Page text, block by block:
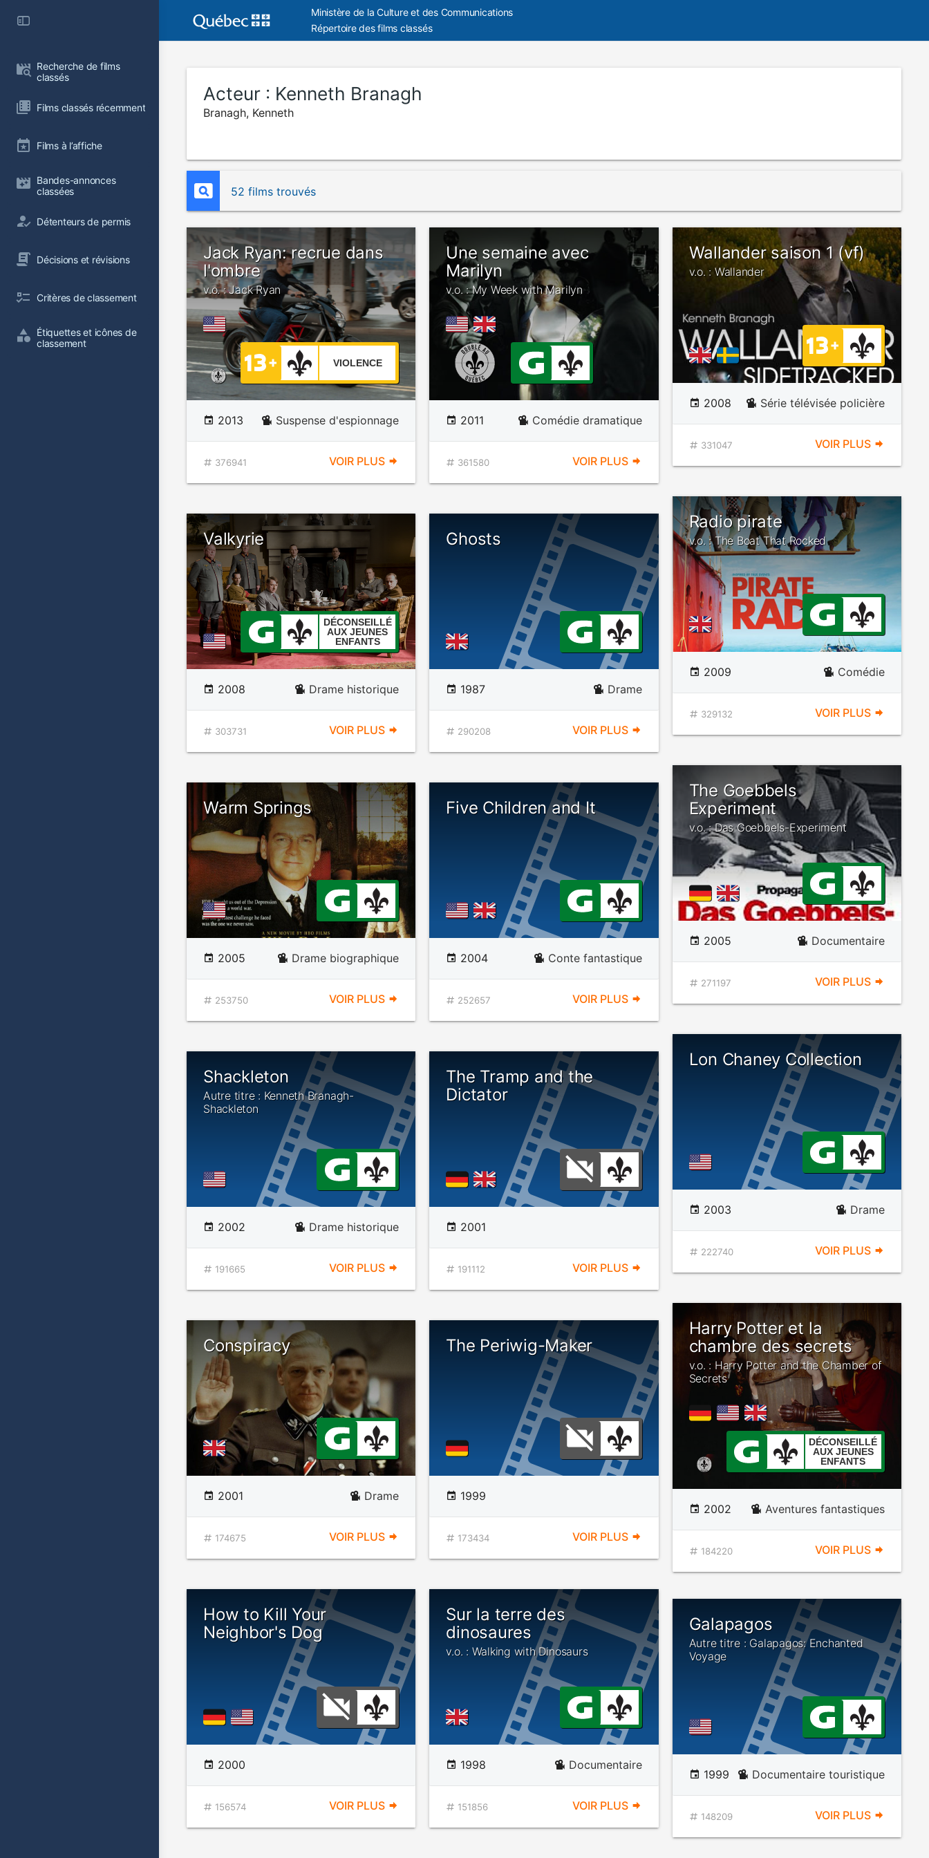
Recherche de films
classés
Films classés récemment
Films à l’affiche
Bandes-annonces
classées
Détenteurs de permis
Décisions et révisions
Critères de classement
Étiquettes et icônes de
classement
Ministère de la Culture et des Communications
Répertoire des films classés
Acteur : Kenneth Branagh
Branagh, Kenneth
52 films trouvés
Jack Ryan: recrue dans
l'ombre
v.o. : Jack Ryan
VIOLENCE
2013 Suspense d'espionnage
376941 VOIR PLUS
Une semaine avec
Marilyn
v.o. : My Week with Marilyn
2011 Comédie dramatique
361580 VOIR PLUS
Wallander saison 1 (vf)
v.o. : Wallander
2008 Série télévisée policière
331047 VOIR PLUS
Radio pirate
v.o. : The Boat That Rocked
2009 Comédie
329132 VOIR PLUS
Valkyrie
DÉCONSEILLÉ
AUX JEUNES
ENFANTS
2008 Drame historique
303731 VOIR PLUS
Ghosts
1987 Drame
290208 VOIR PLUS
The Goebbels
Experiment
v.o. : Das Goebbels-Experiment
2005 Documentaire
271197 VOIR PLUS
Warm Springs
2005 Drame biographique
253750 VOIR PLUS
Five Children and It
2004 Conte fantastique
252657 VOIR PLUS
Lon Chaney Collection
2003 Drame
222740 VOIR PLUS
Shackleton
Autre titre : Kenneth Branagh-
Shackleton
2002 Drame historique
191665 VOIR PLUS
The Tramp and the
Dictator
2001
191112 VOIR PLUS
Harry Potter et la
chambre des secrets
v.o. : Harry Potter and the Chamber of
Secrets
DÉCONSEILLÉ
AUX JEUNES
ENFANTS
2002 Aventures fantastiques
184220 VOIR PLUS
Conspiracy
2001 Drame
174675 VOIR PLUS
The Periwig-Maker
1999
173434 VOIR PLUS
How to Kill Your
Neighbor's Dog
2000
156574 VOIR PLUS
Sur la terre des
dinosaures
v.o. : Walking with Dinosaurs
1998 Documentaire
151856 VOIR PLUS
Galapagos
Autre titre : Galapagos: Enchanted
Voyage
1999 Documentaire touristique
148209 VOIR PLUS